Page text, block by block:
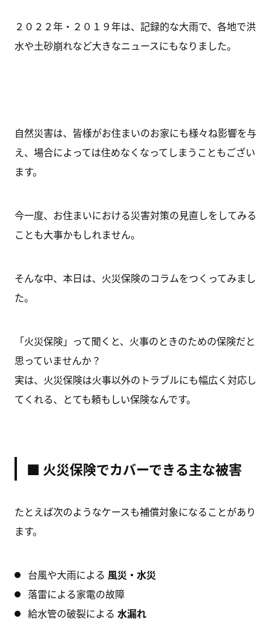
２０２２年・２０１９年は、記録的な大雨で、各地で洪
水や土砂崩れなど大きなニュースにもなりました。
自然災害は、皆様がお住まいのお家にも様々ね影響を与
え、場合によっては住めなくなってしまうこともござい
ます。
今一度、お住まいにおける災害対策の見直しをしてみる
ことも大事かもしれません。
そんな中、本日は、火災保険のコラムをつくってみまし
た。
「火災保険」って聞くと、火事のときのための保険だと
思っていませんか？
実は、火災保険は火事以外のトラブルにも幅広く対応し
てくれる、とても頼もしい保険なんです。
■ 火災保険でカバーできる主な被害
たとえば次のようなケースも補償対象になることがあり
ます。
台風や大雨による 風災・水災
落雷による家電の故障
給水管の破裂による 水漏れ